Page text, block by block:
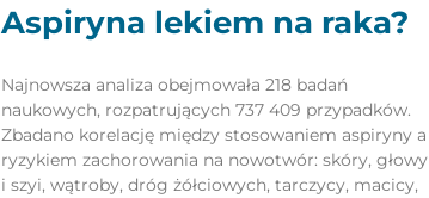
Aspiryna lekiem na raka?
Najnowsza analiza obejmowała 218 badań
naukowych, rozpatrujących 737 409 przypadków.
Zbadano korelację między stosowaniem aspiryny a
ryzykiem zachorowania na nowotwór: skóry, głowy
i szyi, wątroby, dróg żółciowych, tarczycy, macicy,